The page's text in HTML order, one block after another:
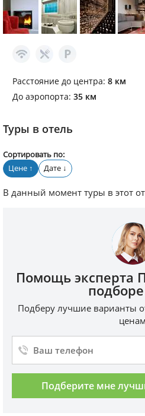
Расстояние до центра: 8 км
До аэропорта: 35 км
Туры в отель
Сортировать по:
Цене ↑ Дате ↓
В данный момент туры в этот
Помощь эксперта
Подберу лучшие варианты
ценам
Подберите мне